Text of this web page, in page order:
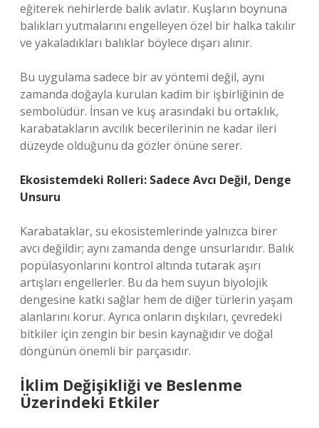
eğiterek nehirlerde balık avlatır. Kuşların boynuna
balıkları yutmalarını engelleyen özel bir halka takılır
ve yakaladıkları balıklar böylece dışarı alınır.
Bu uygulama sadece bir av yöntemi değil, aynı
zamanda doğayla kurulan kadim bir işbirliğinin de
sembolüdür. İnsan ve kuş arasındaki bu ortaklık,
karabatakların avcılık becerilerinin ne kadar ileri
düzeyde olduğunu da gözler önüne serer.
Ekosistemdeki Rolleri: Sadece Avcı Değil, Denge
Unsuru
Karabataklar, su ekosistemlerinde yalnızca birer
avcı değildir; aynı zamanda denge unsurlarıdır. Balık
popülasyonlarını kontrol altında tutarak aşırı
artışları engellerler. Bu da hem suyun biyolojik
dengesine katkı sağlar hem de diğer türlerin yaşam
alanlarını korur. Ayrıca onların dışkıları, çevredeki
bitkiler için zengin bir besin kaynağıdır ve doğal
döngünün önemli bir parçasıdır.
İklim Değişikliği ve Beslenme
Üzerindeki Etkiler